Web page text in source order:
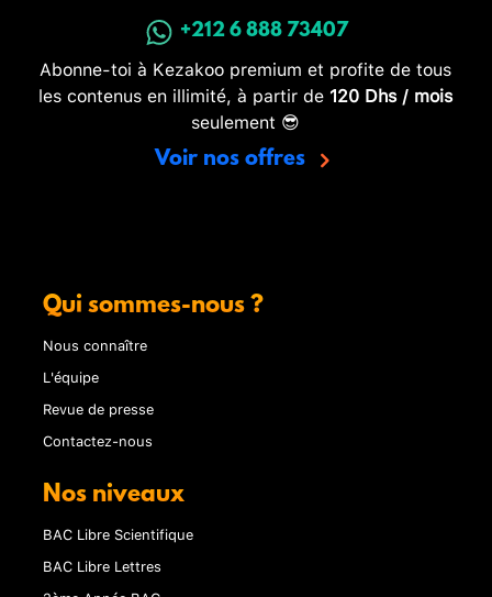
+212 6 888 73407
Abonne-toi à Kezakoo premium et profite de tous
les contenus en illimité, à partir de 120 Dhs / mois
seulement 😎
Voir nos offres
Qui sommes-nous ?
Nous connaître
L'équipe
Revue de presse
Contactez-nous
Nos niveaux
BAC Libre Scientifique
BAC Libre Lettres